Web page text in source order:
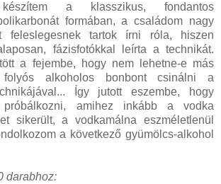
készítem a klasszikus, fondantos
formában, a családom nagy
feleslegesnek tartok írni róla, hiszen
fázisfotókkal leírta a technikát.
a fejembe, hogy nem lehetne-e más
alkoholos bonbont csinálni a
Így jutott eszembe, hogy
amihez inkább a vodka
sikerült, a vodkamálna eszméletlenül
a következő gyümölcs-alkohol
darabhoz: